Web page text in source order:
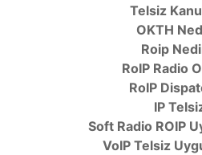
Telsiz
OKTH
Roip
RoIP Radio
RoIP
IP
Soft Radio ROIP
VoIP Telsiz